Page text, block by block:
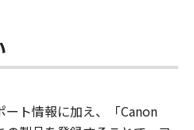
ート情報に加え、「Canon